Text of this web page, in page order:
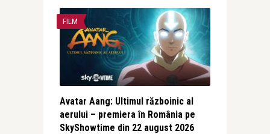
FILM
Avatar Aang: Ultimul războinic al
aerului – premiera în România pe
SkyShowtime din 22 august 2026